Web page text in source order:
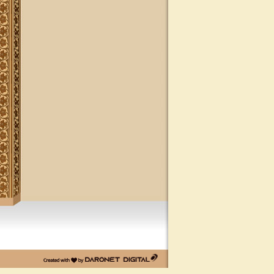
דרונט
דיגיטל